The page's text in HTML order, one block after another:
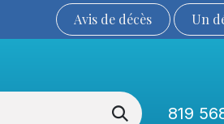
Avis de décès Un
819